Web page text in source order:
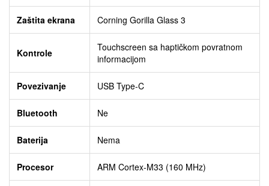
Zaštita ekrana Corning Gorilla Glass 3
Kontrole
Touchscreen sa haptičkom povratnom
informacijom
Povezivanje USB Type-C
Bluetooth Ne
Baterija Nema
Procesor ARM Cortex-M33 (160 MHz)